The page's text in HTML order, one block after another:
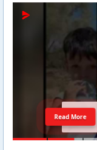
Read More